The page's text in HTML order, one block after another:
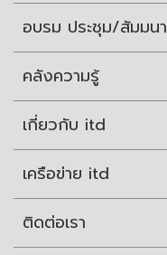
อบรม ประชุม/สัมมนา
คลังความรู้
เกี่ยวกับ itd
เครือข่าย itd
ติดต่อเรา